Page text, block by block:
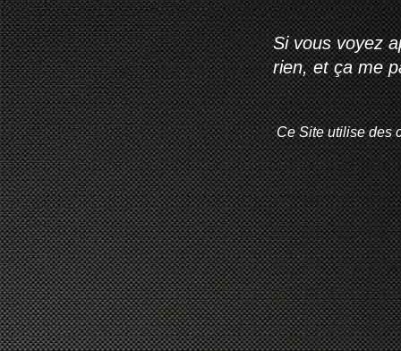
Si vous voyez
rien, et ça me
Ce Site utilise des